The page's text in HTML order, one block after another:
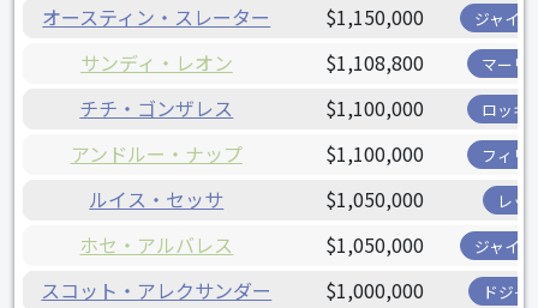
オースティン・スレーター $1,150,000 ジャイ
サンディ・レオン $1,108,800 マーリ
チチ・ゴンザレス $1,100,000 ロッキ
アンドルー・ナップ $1,100,000 フィリ
ルイス・セッサ $1,050,000 レッ
ホセ・アルバレス $1,050,000 ジャイ
スコット・アレクサンダー $1,000,000 ドジャ